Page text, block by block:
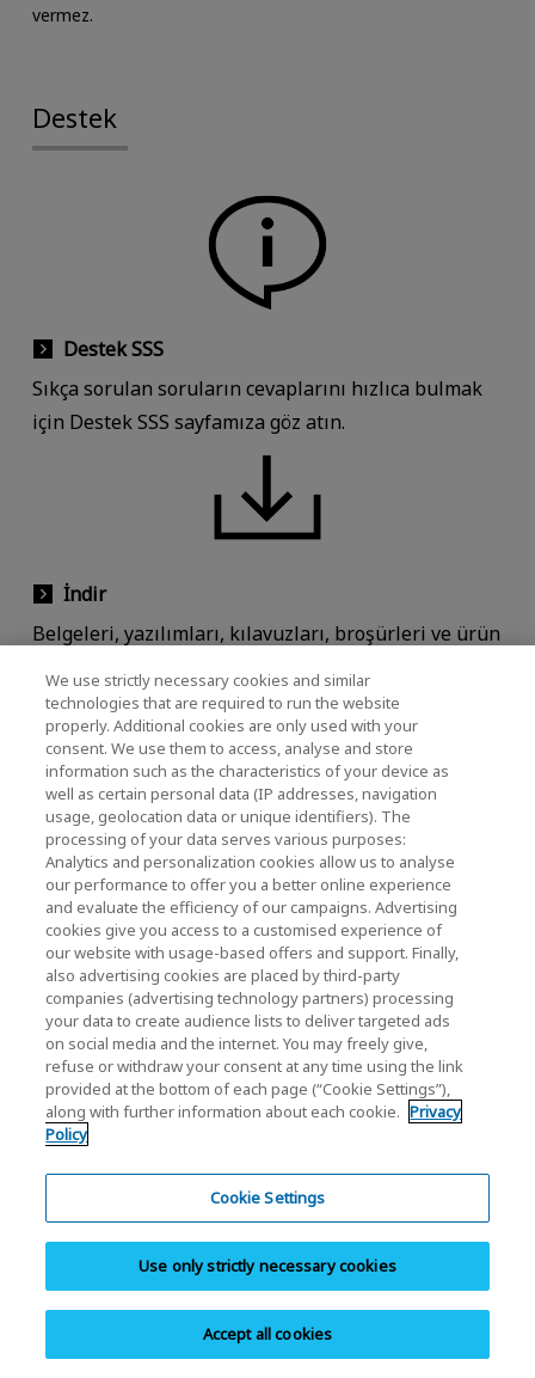
vermez.
Destek
Destek SSS
Sıkça sorulan soruların cevaplarını hızlıca bulmak
için Destek SSS sayfamıza göz atın.
İndir
Belgeleri, yazılımları, kılavuzları, broşürleri ve ürün
Garanti Bilgileri
Kişisel SSD/Kartlar ve USB garanti bilgilerine göz
atın.
Destek ile İletişime Geçin
Ürünlerinizle ilgili yardım için müşteri desteği ile
Müşteri Desteği
We use strictly necessary cookies and similar
technologies that are required to run the website
properly. Additional cookies are only used with your
consent. We use them to access, analyse and store
information such as the characteristics of your device as
well as certain personal data (IP addresses, navigation
usage, geolocation data or unique identifiers). The
processing of your data serves various purposes:
Analytics and personalization cookies allow us to analyse
our performance to offer you a better online experience
and evaluate the efficiency of our campaigns. Advertising
cookies give you access to a customised experience of
our website with usage-based offers and support. Finally,
also advertising cookies are placed by third-party
companies (advertising technology partners) processing
your data to create audience lists to deliver targeted ads
on social media and the internet. You may freely give,
refuse or withdraw your consent at any time using the link
provided at the bottom of each page (“Cookie Settings”),
along with further information about each cookie. Privacy
Policy
Cookie Settings
Use only strictly necessary cookies
Accept all cookies